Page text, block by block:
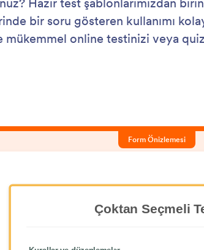
bir soru gösteren kullanımı
online testinizi veya